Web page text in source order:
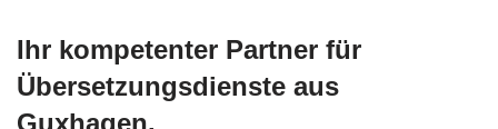
Ihr kompetenter Partner für
Übersetzungsdienste aus